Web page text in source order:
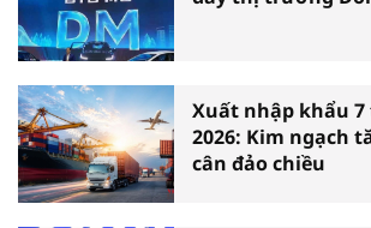
Xuất nhập khẩu
2026: Kim ngạch
cân đảo chiều